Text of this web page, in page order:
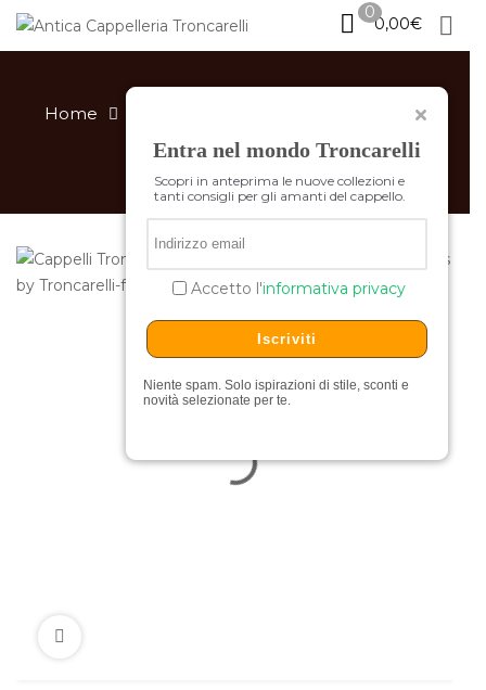
Entra nel mondo Troncarelli
Scopri in anteprima le nuove collezioni e
tanti consigli per gli amanti del cappello.
Accetto l'informativa privacy
Iscriviti
Niente spam. Solo ispirazioni di stile, sconti e
novità selezionate per te.
0
0,00€
Home
Cappello a tesa
media Albos by Troncarelli
ATTENZIONESi informa la gentile clientela
che la gestione degli ordini online sarà
ATTENTION:
We would like to inform our
valued customers that online order
processing will be
through August 23.
Thank you